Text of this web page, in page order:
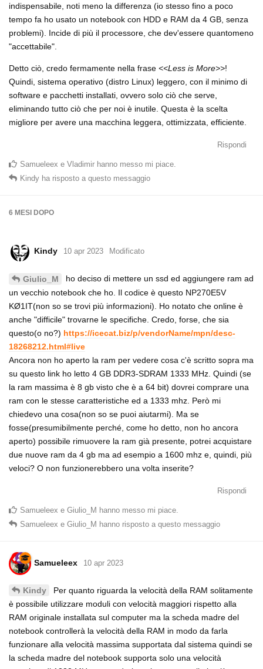
indispensabile, noti meno la differenza (io stesso fino a poco
tempo fa ho usato un notebook con HDD e RAM da 4 GB, senza
problemi). Incide di più il processore, che dev'essere quantomeno
"accettabile".
Detto ciò, credo fermamente nella frase <<Less is More>>!
Quindi, sistema operativo (distro Linux) leggero, con il minimo di
software e pacchetti installati, ovvero solo ciò che serve,
eliminando tutto ciò che per noi è inutile. Questa è la scelta
migliore per avere una macchina leggera, ottimizzata, efficiente.
Rispondi
Samueleex e Vladimir hanno messo mi piace
Kindy ha risposto a questo messaggio
6 MESI DOPO
Kindy 10 apr 2023 Modificato
Giulio_M
ho deciso di mettere un ssd ed aggiungere ram ad
un vecchio notebook che ho. Il codice è questo NP270E5V
KØ1IT(non so se trovi più informazioni). Ho notato che online è
anche "difficile" trovarne le specifiche. Credo, forse, che sia
questo(o no?) https://icecat.biz/p/vendorName/mpn/desc-
18268212.html#live
Ancora non ho aperto la ram per vedere cosa c'è scritto sopra ma
su questo link ho letto 4 GB DDR3-SDRAM 1333 MHz. Quindi (se
la ram massima è 8 gb visto che è a 64 bit) dovrei comprare una
ram con le stesse caratteristiche ed a 1333 mhz. Però mi
chiedevo una cosa(non so se puoi aiutarmi). Ma se
fosse(presumibilmente perché, come ho detto, non ho ancora
aperto) possibile rimuovere la ram già presente, potrei acquistare
due nuove ram da 4 gb ma ad esempio a 1600 mhz e, quindi, più
veloci? O non funzionerebbero una volta inserite?
Rispondi
Samueleex e Giulio_M hanno messo mi piace
Samueleex e Giulio_M hanno risposto a questo messaggio
Samueleex 10 apr 2023
Kindy
Per quanto riguarda la velocità della RAM solitamente
è possibile utilizzare moduli con velocità maggiori rispetto alla
RAM originale installata sul computer ma la scheda madre del
notebook controllerà la velocità della RAM in modo da farla
funzionare alla velocità massima supportata dal sistema quindi se
la scheda madre del notebook supporta solo una velocità